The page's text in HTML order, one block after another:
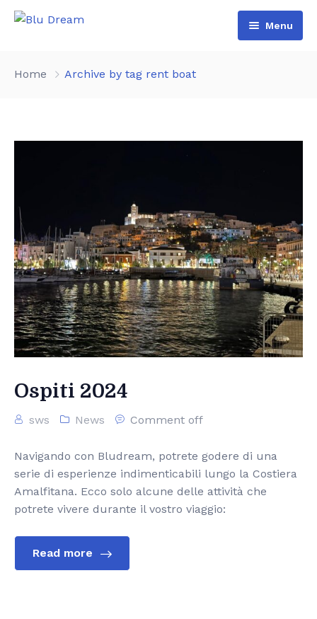
Menu
Area Riservata
Gestione Partner
Depliant
Checkout
Cart
Home Archive by tag rent boat
Ospiti 2024
sws News Comment off
Navigando con Bludream, potrete godere di una
serie di esperienze indimenticabili lungo la Costiera
Amalfitana. Ecco solo alcune delle attività che
potrete vivere durante il vostro viaggio:
Read more